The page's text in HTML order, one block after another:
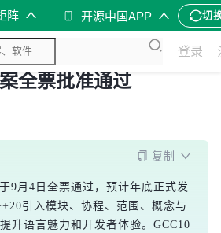
阵 开源中国APP 切
登录
全票批准通过
复制
9月4日全票通过，预计年底正式发
引入模块、协程、范围、概念与
升语言魅力和开发者体验。GCC10